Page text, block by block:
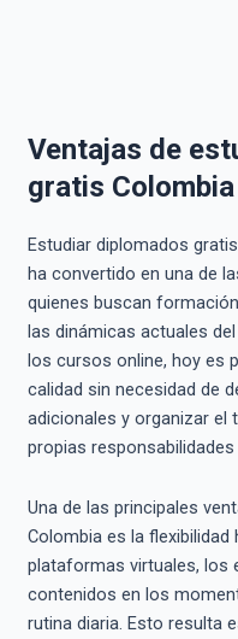
Ventajas de
gratis
Estudiar diplomados
ha convertido en una de
quienes buscan
las dinámicas actuales
los cursos online, hoy es
calidad sin necesidad de
adicionales y organizar el
propias
Una de las principales
Colombia es la
plataformas virtuales, los
contenidos en los
rutina diaria. Esto resulta